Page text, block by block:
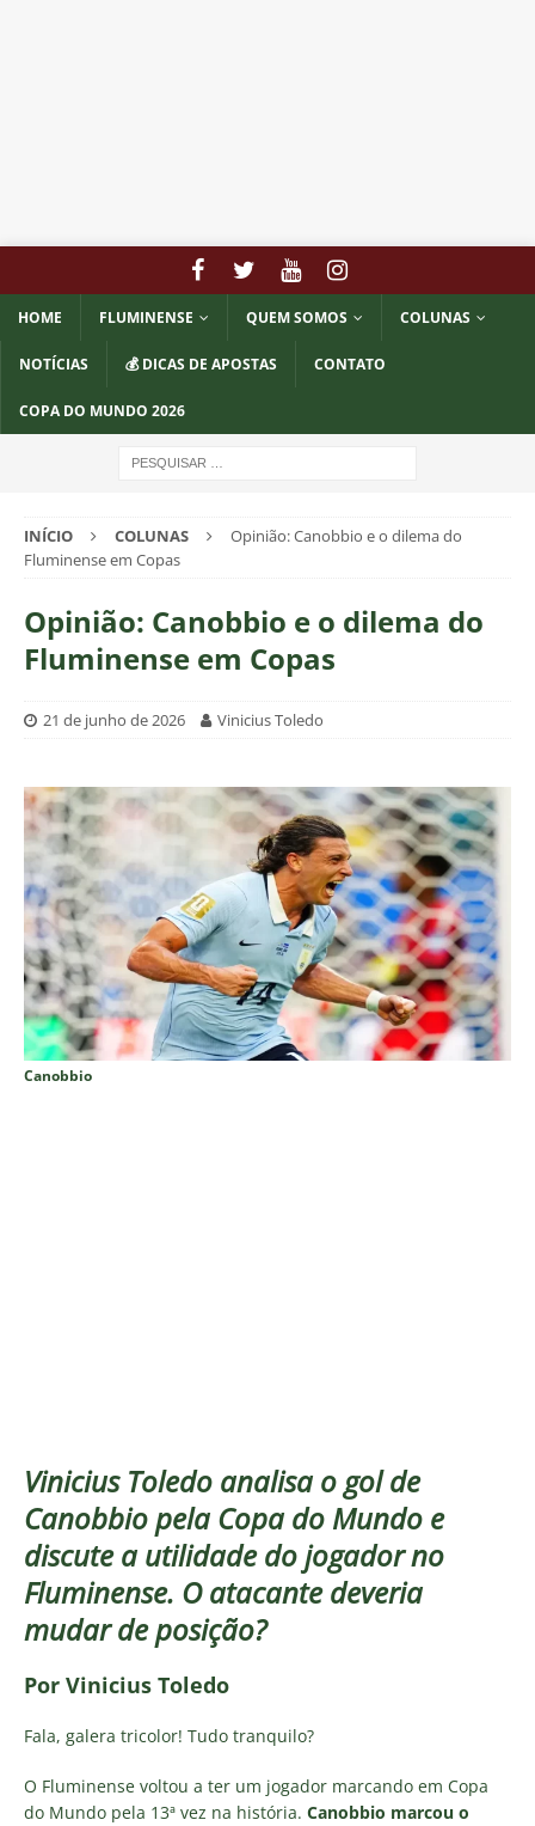
HOME FLUMINENSE QUEM SOMOS COLUNAS
NOTÍCIAS 💰 DICAS DE APOSTAS CONTATO
COPA DO MUNDO 2026
INÍCIO COLUNAS
Opinião: Canobbio e o dilema do
Fluminense em Copas
Opinião: Canobbio e o dilema do
Fluminense em Copas
21 de junho de 2026 Vinicius Toledo
Canobbio
Vinicius Toledo analisa o gol de
Canobbio pela Copa do Mundo e
discute a utilidade do jogador no
Fluminense. O atacante deveria
mudar de posição?
Por Vinicius Toledo
Fala, galera tricolor! Tudo tranquilo?
O Fluminense voltou a ter um jogador marcando em Copa
do Mundo pela 13ª vez na história. Canobbio marcou o